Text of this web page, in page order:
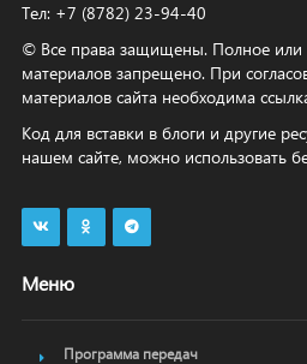
Тел: +7 (8782) 23‑94‑40
© Все права защищены. Полное или
материалов запрещено. При
материалов сайта необходима
Код для вставки в блоги и другие
нашем сайте, можно использовать
Меню
Программа передач